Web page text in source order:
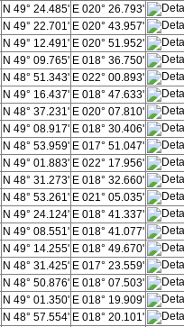
N 49° 24.485' E 020° 26.793'
N 49° 22.701' E 020° 43.957'
N 49° 12.491' E 020° 51.952'
N 49° 09.765' E 018° 36.750'
N 48° 51.343' E 022° 00.893'
N 49° 16.437' E 018° 47.633'
N 48° 37.231' E 020° 07.810'
N 49° 08.917' E 018° 30.406'
N 48° 53.959' E 017° 51.047'
N 49° 01.883' E 022° 17.956'
N 48° 31.273' E 018° 32.660'
N 48° 53.261' E 021° 05.035'
N 49° 24.124' E 018° 41.337'
N 49° 08.551' E 018° 41.077'
N 49° 14.255' E 018° 49.670'
N 48° 31.425' E 017° 23.559'
N 48° 50.876' E 018° 07.503'
N 49° 01.350' E 018° 19.909'
N 48° 57.554' E 018° 20.101'